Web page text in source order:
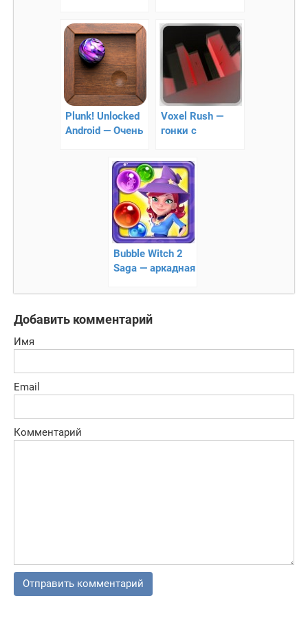
головоломка
головоломка
Plunk! Unlocked
Android — Очень
Voxel Rush —
гонки с
Bubble Witch 2
Saga — аркадная
Добавить комментарий
Имя
Email
Комментарий